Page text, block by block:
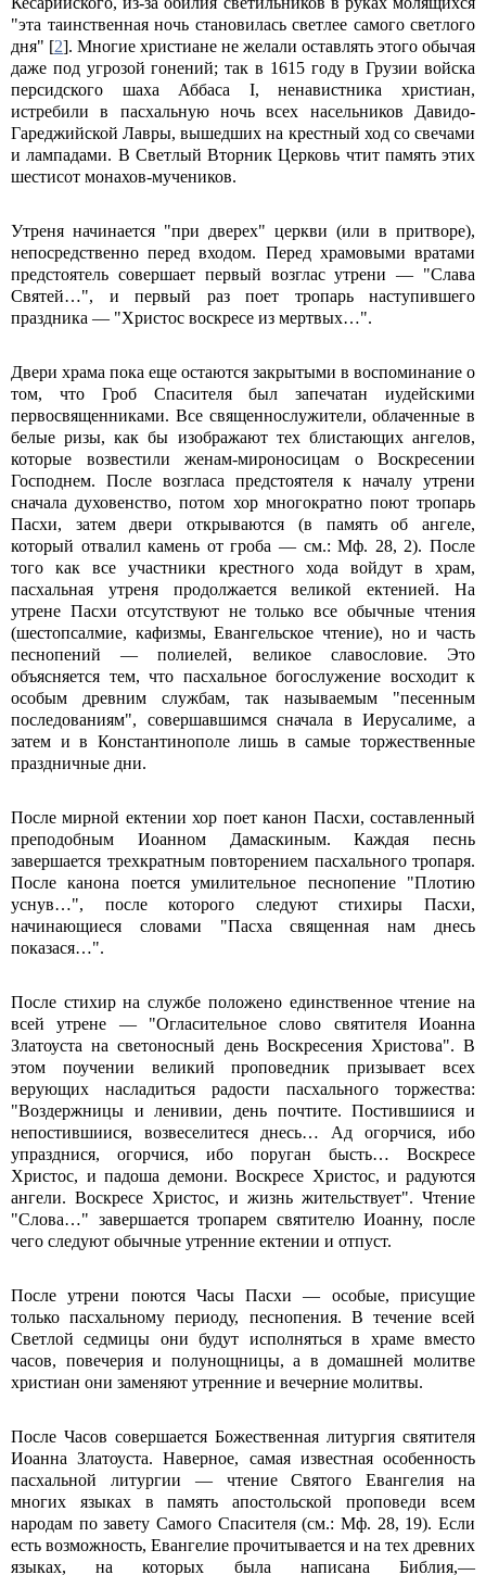
"эта таинственная ночь становилась светлее самого светлого
дня" [2]. Многие христиане не желали оставлять этого обычая
даже под угрозой гонений; так в 1615 году в Грузии войска
персидского шаха Аббаса I, ненавистника христиан,
истребили в пасхальную ночь всех насельников Давидо-
Гареджийской Лавры, вышедших на крестный ход со свечами
и лампадами. В Светлый Вторник Церковь чтит память этих
шестисот монахов-мучеников.
Утреня начинается "при дверех" церкви (или в притворе),
непосредственно перед входом. Перед храмовыми вратами
предстоятель совершает первый возглас утрени — "Слава
Святей…", и первый раз поет тропарь наступившего
праздника — "Христос воскресе из мертвых…".
Двери храма пока еще остаются закрытыми в воспоминание о
том, что Гроб Спасителя был запечатан иудейскими
первосвященниками. Все священнослужители, облаченные в
белые ризы, как бы изображают тех блистающих ангелов,
которые возвестили женам-мироносицам о Воскресении
Господнем. После возгласа предстоятеля к началу утрени
сначала духовенство, потом хор многократно поют тропарь
Пасхи, затем двери открываются (в память об ангеле,
который отвалил камень от гроба — см.: Мф. 28, 2). После
того как все участники крестного хода войдут в храм,
пасхальная утреня продолжается великой ектенией. На
утрене Пасхи отсутствуют не только все обычные чтения
(шестопсалмие, кафизмы, Евангельское чтение), но и часть
песнопений — полиелей, великое славословие. Это
объясняется тем, что пасхальное богослужение восходит к
особым древним службам, так называемым "песенным
последованиям", совершавшимся сначала в Иерусалиме, а
затем и в Константинополе лишь в самые торжественные
праздничные дни.
После мирной ектении хор поет канон Пасхи, составленный
преподобным Иоанном Дамаскиным. Каждая песнь
завершается трехкратным повторением пасхального тропаря.
После канона поется умилительное песнопение "Плотию
уснув…", после которого следуют стихиры Пасхи,
начинающиеся словами "Пасха священная нам днесь
показася…".
После стихир на службе положено единственное чтение на
всей утрене — "Огласительное слово святителя Иоанна
Златоуста на светоносный день Воскресения Христова". В
этом поучении великий проповедник призывает всех
верующих насладиться радости пасхального торжества:
"Воздержницы и ленивии, день почтите. Постившиися и
непостившиися, возвеселитеся днесь… Ад огорчися, ибо
упразднися, огорчися, ибо поруган бысть… Воскресе
Христос, и падоша демони. Воскресе Христос, и радуются
ангели. Воскресе Христос, и жизнь жительствует". Чтение
"Слова…" завершается тропарем святителю Иоанну, после
чего следуют обычные утренние ектении и отпуст.
После утрени поются Часы Пасхи — особые, присущие
только пасхальному периоду, песнопения. В течение всей
Светлой седмицы они будут исполняться в храме вместо
часов, повечерия и полунощницы, а в домашней молитве
христиан они заменяют утренние и вечерние молитвы.
После Часов совершается Божественная литургия святителя
Иоанна Златоуста. Наверное, самая известная особенность
пасхальной литургии — чтение Святого Евангелия на
многих языках в память апостольской проповеди всем
народам по завету Самого Спасителя (см.: Мф. 28, 19). Если
есть возможность, Евангелие прочитывается и на тех древних
языках, на которых была написана Библия,—